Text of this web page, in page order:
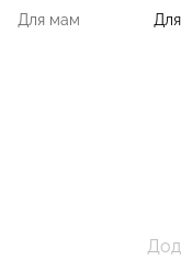
Для мам